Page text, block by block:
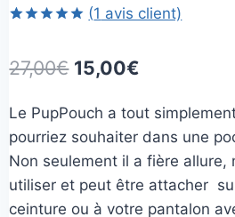
sur
notation
(1 avis client)
27,00€ Le
initial
était :
27,00€.
15,00€
actuel
est :
15,00€.
Le PupPouch a tout
pourriez souhaiter dans une
Non seulement il a fière allure,
utiliser et peut être attacher
ceinture ou à votre pantalon